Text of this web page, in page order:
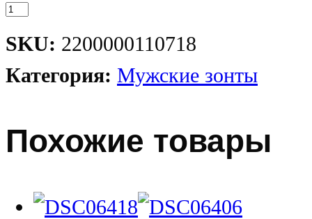
SKU: 2200000110718
Категория: Мужские зонты
Похожие товары